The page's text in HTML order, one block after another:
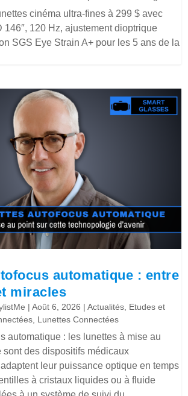
cinéma ultra-fines à 299 $ avec
146″, 120 Hz, ajustement dioptrique
SGS Eye Strain A+ pour les 5 ans de la
automatique : entre
miracles
|Août 6, 2026 |Actualités, Etudes et
, Lunettes Connectées
automatique : les lunettes à mise au
sont des dispositifs médicaux
leur puissance optique en temps
à cristaux liquides ou à fluide